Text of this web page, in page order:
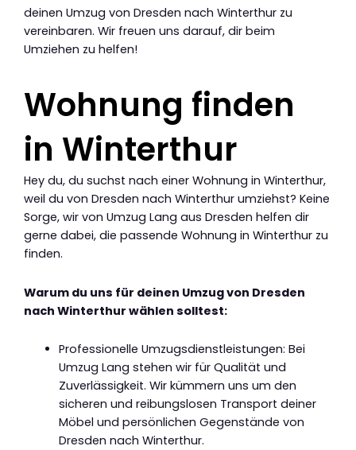
deinen Umzug von Dresden nach Winterthur zu
vereinbaren. Wir freuen uns darauf, dir beim
Umziehen zu helfen!
Wohnung finden
in Winterthur
Hey du, du suchst nach einer Wohnung in Winterthur,
weil du von Dresden nach Winterthur umziehst? Keine
Sorge, wir von Umzug Lang aus Dresden helfen dir
gerne dabei, die passende Wohnung in Winterthur zu
finden.
Warum du uns für deinen Umzug von Dresden
nach Winterthur wählen solltest:
Professionelle Umzugsdienstleistungen: Bei
Umzug Lang stehen wir für Qualität und
Zuverlässigkeit. Wir kümmern uns um den
sicheren und reibungslosen Transport deiner
Möbel und persönlichen Gegenstände von
Dresden nach Winterthur.